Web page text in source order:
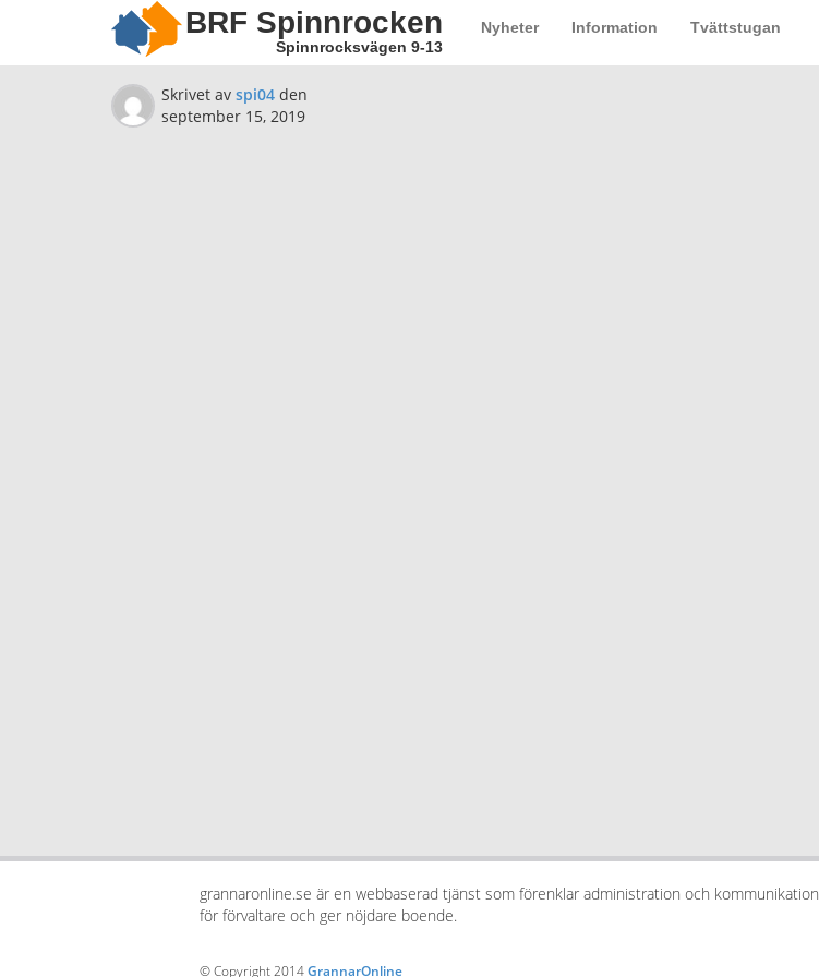
BRF Spinnrocken
Spinnrocksvägen 9-13
Nyheter Information Tvättstugan
Skrivet av spi04 den
september 15, 2019
grannaronline.se är en webbaserad tjänst som förenklar administration och kommunikation
för förvaltare och ger nöjdare boende.
© Copyright 2014GrannarOnline